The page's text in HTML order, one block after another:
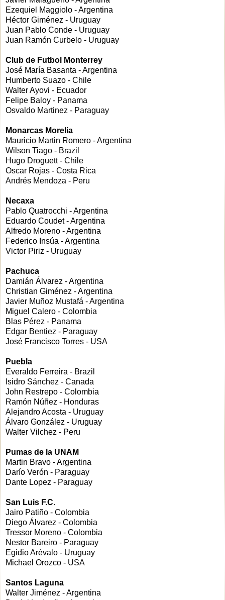
Ezequiel Maggiolo - Argentina
Héctor Giménez - Uruguay
Juan Pablo Conde - Uruguay
Juan Ramón Curbelo - Uruguay
Club de Futbol Monterrey
José María Basanta - Argentina
Humberto Suazo - Chile
Walter Ayovi - Ecuador
Felipe Baloy - Panama
Osvaldo Martinez - Paraguay
Monarcas Morelia
Mauricio Martin Romero - Argentina
Wilson Tiago - Brazil
Hugo Droguett - Chile
Oscar Rojas - Costa Rica
Andrés Mendoza - Peru
Necaxa
Pablo Quatrocchi - Argentina
Eduardo Coudet - Argentina
Alfredo Moreno - Argentina
Federico Insúa - Argentina
Victor Piriz - Uruguay
Pachuca
Damián Álvarez - Argentina
Christian Giménez - Argentina
Javier Muñoz Mustafá - Argentina
Miguel Calero - Colombia
Blas Pérez - Panama
Edgar Bentiez - Paraguay
José Francisco Torres - USA
Puebla
Everaldo Ferreira - Brazil
Isidro Sánchez - Canada
John Restrepo - Colombia
Ramón Núñez - Honduras
Alejandro Acosta - Uruguay
Álvaro González - Uruguay
Walter Vilchez - Peru
Pumas de la UNAM
Martin Bravo - Argentina
Darío Verón - Paraguay
Dante Lopez - Paraguay
San Luis F.C.
Jairo Patiño - Colombia
Diego Álvarez - Colombia
Tressor Moreno - Colombia
Nestor Bareiro - Paraguay
Egidio Arévalo - Uruguay
Michael Orozco - USA
Santos Laguna
Walter Jiménez - Argentina